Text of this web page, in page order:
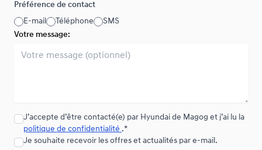
Préférence de contact
E-mail
Téléphone
SMS
Votre message:
J’accepte d’être contacté(e) par Hyundai de Magog et j’ai lu la
politique de confidentialité .*
Je souhaite recevoir les offres et actualités par e-mail.